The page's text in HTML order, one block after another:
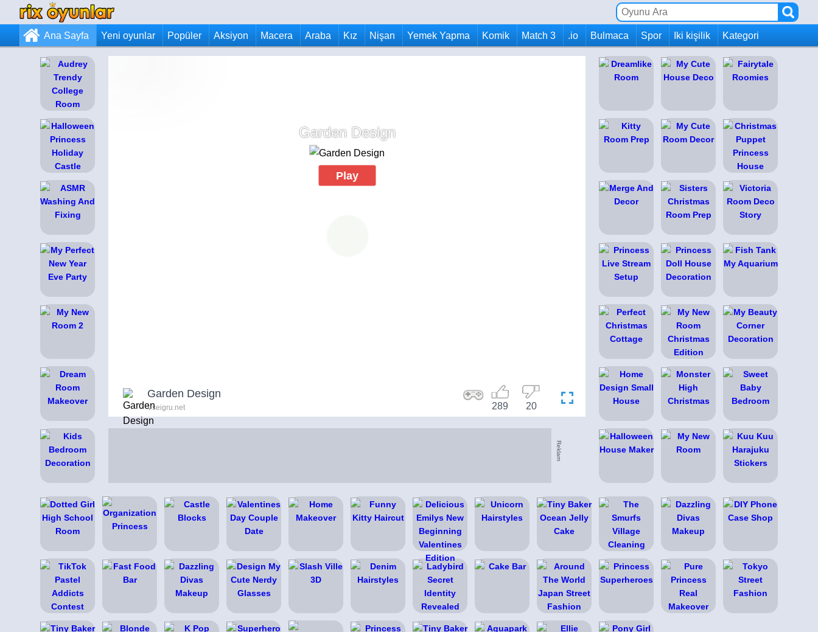
Ana Sayfa Yeni oyunlar Popüler Aksiyon Macera Araba Kız Nişan Yemek Yapma Komik Match 3 .io Bulmaca Spor Iki kişilik Kategori
Garden Design
Play
Garden Design
Vseigru.net 20
289
Reklam